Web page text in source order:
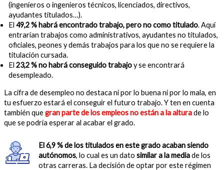
(ingenieros o ingenieros técnicos, licenciados, directivos,
ayudantes titulados…).
El 49,2 % habrá encontrado trabajo, pero no como titulado. Aquí
entrarían trabajos como administrativos, ayudantes no titulados,
oficiales, peones y demás trabajos para los que no se requiere la
titulación cursada.
El 23,2 % no habrá conseguido trabajoy se encontrará
desempleado.
La cifra de desempleo no destaca ni por lo buena ni por lo mala, en
tu esfuerzo estará el conseguir el futuro trabajo. Y ten en cuenta
también quegran parte de los empleos no están a la alturade lo
que se podría esperar al acabar el grado.
El 6,9 % de los titulados en este grado acaban siendo
autónomos, lo cual es un dato similar a la mediade los
otras carreras. La decisión de optar por este régimen